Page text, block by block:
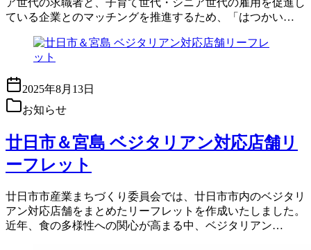
ア世代の求職者と、子育て世代・シニア世代の雇用を促進し
ている企業とのマッチングを推進するため、「はつかい…
2025年8月13日
お知らせ
廿日市＆宮島 ベジタリアン対応店舗リ
ーフレット
廿日市市産業まちづくり委員会では、廿日市市内のベジタリ
アン対応店舗をまとめたリーフレットを作成いたしました。
近年、食の多様性への関心が高まる中、ベジタリアン…